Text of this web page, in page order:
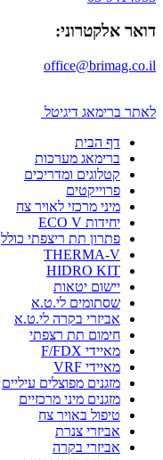
דואר אלקטרוני:
office@brimag.co.il
לאתר ברימאג דיגיטל
דף הבית
ברימאג מערכות
קטלוגים ומדריכים
פרוייקטים
מיני מרכזי לאויר צח
יחידות ECO V
פתרון תת ריצפתי כולל
THERMA-V
HIDRO KIT
יישום יטאות
שסתומים לי.ט.א
אביזרי בקרה לי.ט.א
חימום תת רצפתי
מאיידי F/FDX
מאיידי VRF
מזגנים מפוצלים עיליים
מזגנים מיני מרכזיים
טיפול באויר צח
אביזרי צנרת
אביזרי בקרה